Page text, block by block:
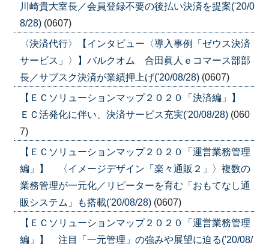
川崎貴大室長／会員登録不要の後払い決済を提案('20/0
8/28) (0607)
〈決済代行〉【インタビュー〈導入事例「ゼウス決済
サービス」〉】バルクオム 合田眞人ｅコマース部部
長／サブスク決済が業績押上げ('20/08/28) (0607)
【ＥＣソリューションマップ２０２０「決済編」】
ＥＣ活発化に伴い、決済サービス充実('20/08/28) (060
7)
【ＥＣソリューションマップ２０２０「運営業務管理
編」】 〈イメージデザイン「楽々通販２」〉複数の
業務管理が一元化／リピーターを育む「おもてなし通
販システム」も搭載('20/08/28) (0607)
【ＥＣソリューションマップ２０２０「運営業務管理
編」】 注目「一元管理」の強みや展望に迫る('20/08/